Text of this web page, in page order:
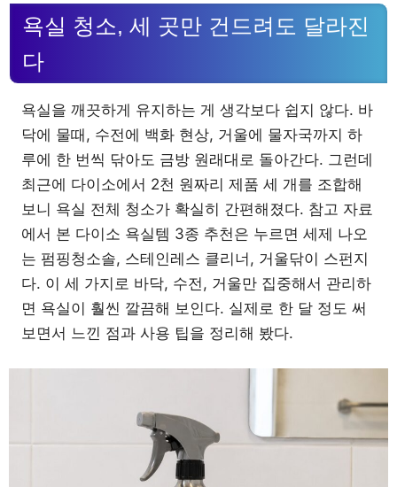
욕실 청소, 세 곳만 건드려도 달라진
다
욕실을 깨끗하게 유지하는 게 생각보다 쉽지 않다. 바
닥에 물때, 수전에 백화 현상, 거울에 물자국까지 하
루에 한 번씩 닦아도 금방 원래대로 돌아간다. 그런데
최근에 다이소에서 2천 원짜리 제품 세 개를 조합해
보니 욕실 전체 청소가 확실히 간편해졌다. 참고 자료
에서 본 다이소 욕실템 3종 추천은 누르면 세제 나오
는 펌핑청소솔, 스테인레스 클리너, 거울닦이 스펀지
다. 이 세 가지로 바닥, 수전, 거울만 집중해서 관리하
면 욕실이 훨씬 깔끔해 보인다. 실제로 한 달 정도 써
보면서 느낀 점과 사용 팁을 정리해 봤다.